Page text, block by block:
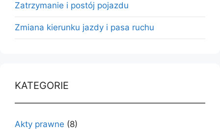
Zatrzymanie i postój pojazdu
Zmiana kierunku jazdy i pasa ruchu
KATEGORIE
Akty prawne (8)